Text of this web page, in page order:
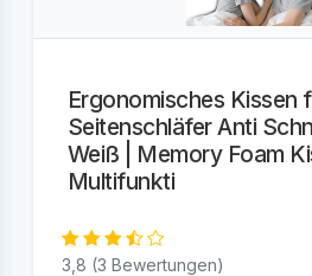
Ergonomisches Kissen
Seitenschläfer Anti
Weiß | Memory Foam
Multifunkti
3,8 (3 Bewertungen)